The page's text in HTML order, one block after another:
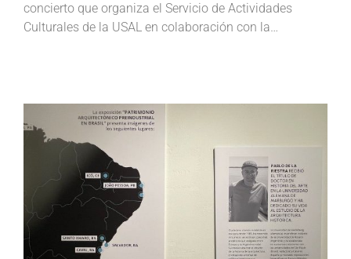
concierto que organiza el Servicio de Actividades
Culturales de la USAL en colaboración con la…